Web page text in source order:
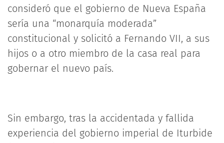
consideró que el gobierno de Nueva España
sería una “monarquía moderada”
constitucional y solicitó a Fernando VII, a sus
hijos o a otro miembro de la casa real para
gobernar el nuevo país.
Sin embargo, tras la accidentada y fallida
experiencia del gobierno imperial de Iturbide